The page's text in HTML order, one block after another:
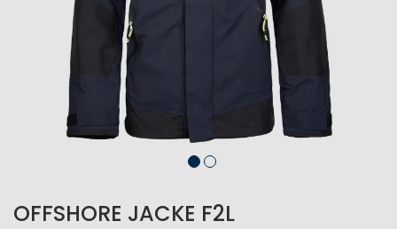
OFFSHORE JACKE F2L